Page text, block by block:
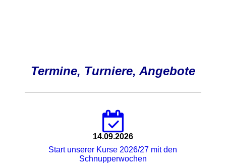
Termine, Turniere, Angebote
14.09.2026
Start unserer Kurse 2026/27 mit den
Schnupperwochen